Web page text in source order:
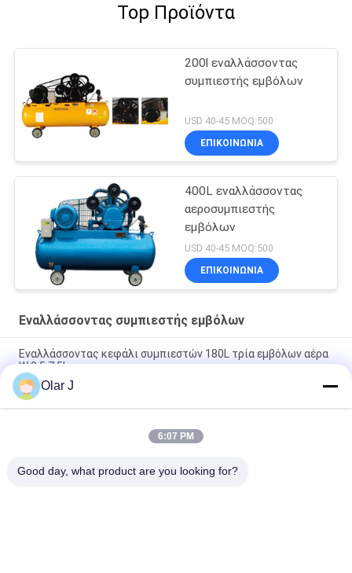
Top Προϊόντα
200l εναλλάσσοντας
συμπιεστής εμβόλων
USD 40-45 MOQ:500
ΕΠΙΚΟΙΝΩΝΙΑ
400L εναλλάσσοντας
αεροσυμπιεστής
εμβόλων
USD 40-45 MOQ:500
ΕΠΙΚΟΙΝΩΝΙΑ
Εναλλάσσοντας συμπιεστής εμβόλων
Εναλλάσσοντας κεφάλι συμπιεστών 180L τρία εμβόλων αέρα
W 0,5 7.5kw
15hp εναλλάσσοντας προσανατολισμένο προς 300l 3 εμβόλων
τη ζώνη κεφάλι αεροσυμπιεστών
V1.05 εναλλάσσοντας μικρή ζώνη συμπιεστών εμβόλων Drive
Olar J
6:07 PM
Good day, what product are you looking for?